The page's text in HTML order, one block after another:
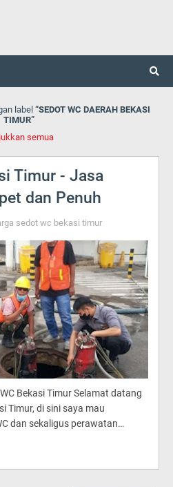
label
SEDOT WC DAERAH BEKASI
TIMUR
semua
Timur - Jasa
dan Penuh
sedot wc bekasi timur
Bekasi Timur Selamat datang
Timur, di sini saya mau
dan sekaligus perawatan…